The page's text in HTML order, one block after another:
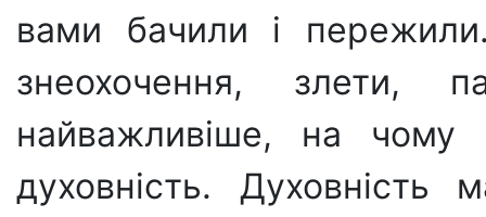
вами бачили і
знеохочення, злети,
найважливіше, на чому
духовність.